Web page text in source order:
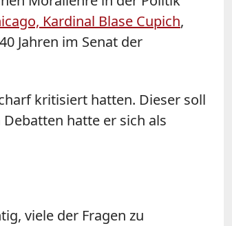
Kardinal Blase Cupich,
Jahren im Senat der
kritisiert hatten. Dieser soll
hatte er sich als
viele der Fragen zu